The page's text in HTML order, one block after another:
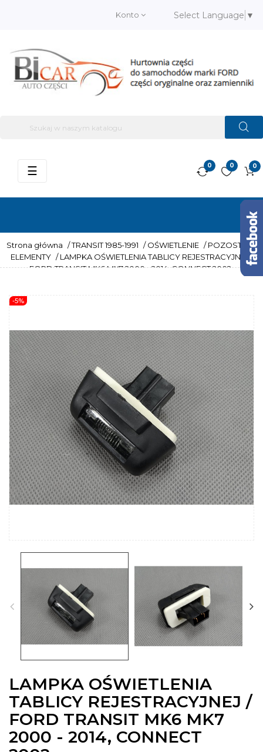
Konto Select Language ▼
0
0
0
Przełącz
☰
Strona główna /TRANSIT 1985-1991 / OŚWIETLENIE / POZOSTAŁE
ELEMENTY / LAMPKA OŚWIETLENIA TABLICY REJESTRACYJNEJ /
FORD TRANSIT MK6 MK7 2000 - 2014, CONNECT 2002-
-5%
LAMPKA OŚWIETLENIA
TABLICY REJESTRACYJNEJ /
FORD TRANSIT MK6 MK7
2000 - 2014, CONNECT